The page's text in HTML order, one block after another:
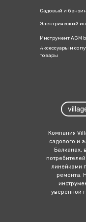
Садовый и
Электрический
Инструмент AGM
Аксессуары и
товары
Компания
садового и
Балканах,
линейка ми
ремонта.
уверенной